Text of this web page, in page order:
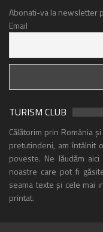
Abonati-va la newsletter
Email
TURISM CLUB
Călătorim prin România
pretutindeni, am întâlnit
poveste. Ne lăudăm
noastre care pot fi
seama texte și cele mai
printat.